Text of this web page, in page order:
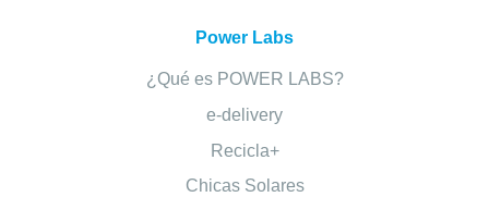
Power Labs
¿Qué es POWER LABS?
e-delivery
Recicla+
Chicas Solares